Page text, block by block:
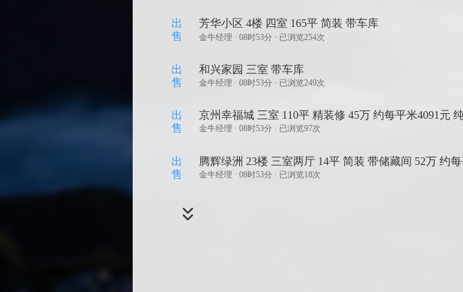
出
售
芳华小区 4楼 四室 165平 简装 带车库
金牛经理 ·08时53分 · 已浏览254次
出
售
和兴家园 三室 带车库
金牛经理 ·08时53分 · 已浏览249次
出
售
京州幸福城 三室 110平 精装修 45万 约每平米4091元
金牛经理 ·08时53分 · 已浏览97次
出
售
腾辉绿洲 23楼 三室两厅 14平 简装 带储藏间 52万 约
金牛经理 ·08时53分 · 已浏览18次